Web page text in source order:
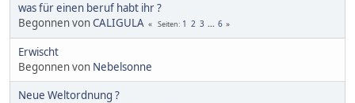
was für einen beruf habt ihr ?
Begonnen vonCALIGULA Seiten 1 2 3 ... 6
Erwischt
Begonnen von Nebelsonne
Neue Weltordnung ?